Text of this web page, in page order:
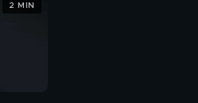
Nazionale Piloti a Imola
2 MIN